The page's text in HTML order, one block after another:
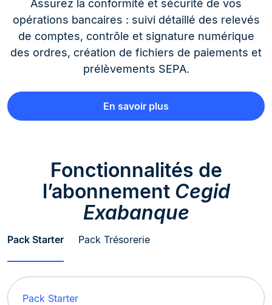
Assurez la conformité et sécurité de vos
opérations bancaires : suivi détaillé des relevés
de comptes, contrôle et signature numérique
des ordres, création de fichiers de paiements et
prélèvements SEPA.
En savoir plus
Fonctionnalités de
l’abonnement Cegid
Exabanque
Pack Starter Pack Trésorerie
Pack Starter